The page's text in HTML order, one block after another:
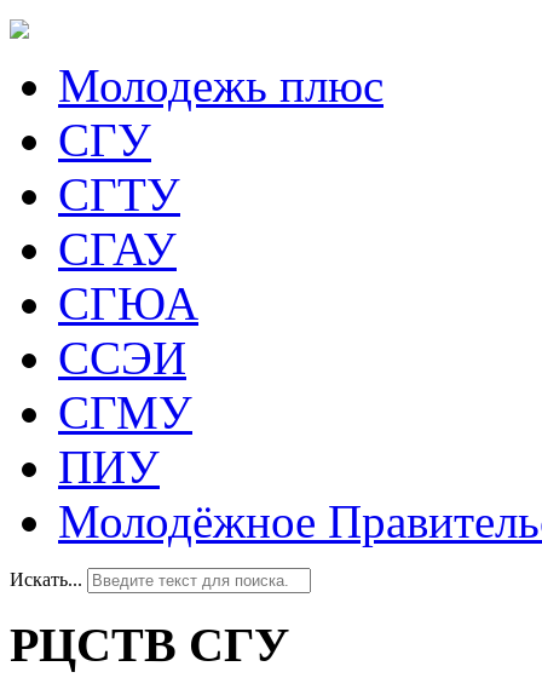
Молодежь плюс
СГУ
СГТУ
СГАУ
СГЮА
ССЭИ
СГМУ
ПИУ
Молодёжное
Искать...
РЦСТВ СГУ